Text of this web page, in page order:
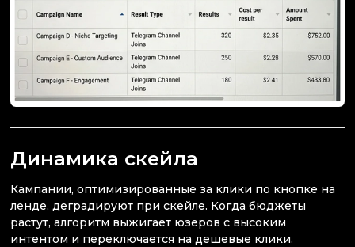
Динамика скейла
Кампании, оптимизированные за клики по кнопке на
ленде, деградируют при скейле. Когда бюджеты
растут, алгоритм выжигает юзеров с высоким
интентом и переключается на дешевые клики.